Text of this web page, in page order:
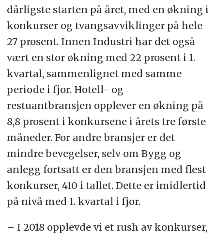
dårligste starten på året, med en økning i
konkurser og tvangsavviklinger på hele
27 prosent. Innen Industri har det også
vært en stor økning med 22 prosent i 1.
kvartal, sammenlignet med samme
periode i fjor. Hotell- og
restuantbransjen opplever en økning på
8,8 prosent i konkursene i årets tre første
måneder. For andre bransjer er det
mindre bevegelser, selv om Bygg og
anlegg fortsatt er den bransjen med flest
konkurser, 410 i tallet. Dette er imidlertid
på nivå med 1. kvartal i fjor.
– I 2018 opplevde vi et rush av konkurser,